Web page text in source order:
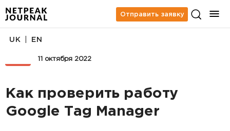
Отправить заявку
11 октября 2022
UK EN
Как проверить работу
Google Tag Manager